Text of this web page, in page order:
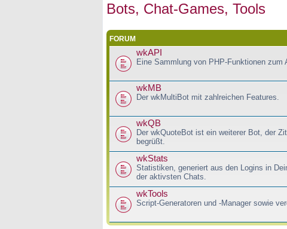
Bots, Chat-Games, Tools
FORUM
wkAPI
Eine Sammlung von PHP-Funktionen zum
wkMB
Der wkMultiBot mit zahlreichen Features.
wkQB
Der wkQuoteBot ist ein weiterer Bot, der
begrüßt.
wkStats
Statistiken, generiert aus den Logins in
der aktivsten Chats.
wkTools
Script-Generatoren und -Manager sowie